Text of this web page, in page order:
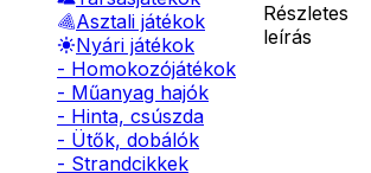
Asztali játékok
Nyári játékok
- Homokozójátékok
- Műanyag hajók
- Hinta, csúszda
- Ütők, dobálók
- Strandcikkek
Részletes
leírás